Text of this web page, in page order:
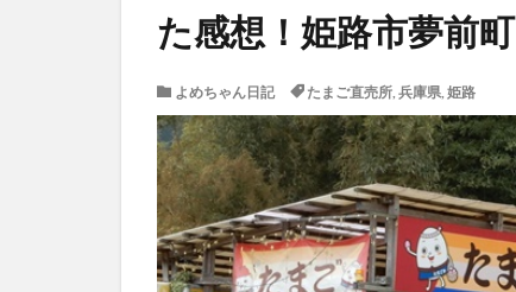
た感想！姫路市夢前町
よめちゃん日記 たまご直売所, 兵庫県, 姫路